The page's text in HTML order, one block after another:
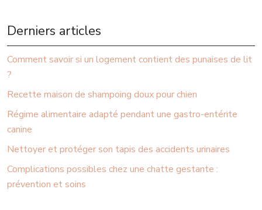
Derniers articles
Comment savoir si un logement contient des punaises de lit
?
Recette maison de shampoing doux pour chien
Régime alimentaire adapté pendant une gastro-entérite
canine
Nettoyer et protéger son tapis des accidents urinaires
Complications possibles chez une chatte gestante :
prévention et soins